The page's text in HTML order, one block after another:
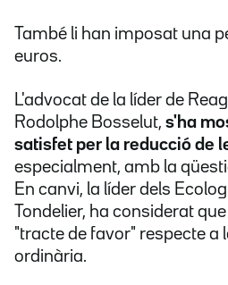
També li han imposat una
euros.
L'advocat de la líder de
Rodolphe Bosselut, s'ha
satisfet per la reducció de
especialment, amb la
En canvi, la líder dels
Tondelier, ha considerat
"tracte de favor" respecte a
ordinària.